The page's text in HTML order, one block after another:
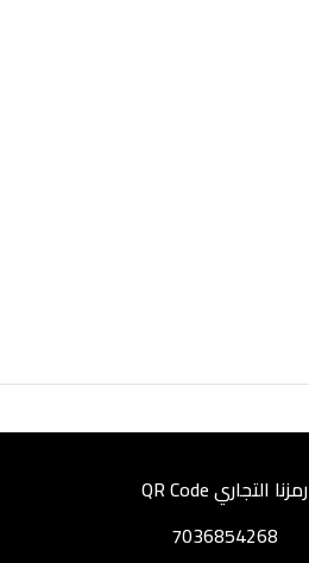
رمزنا التجاري QR Code
7036854268